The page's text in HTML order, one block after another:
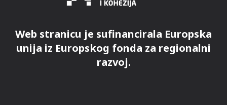
Web stranicu je sufinancirala Europska
unija iz Europskog fonda za regionalni
razvoj.